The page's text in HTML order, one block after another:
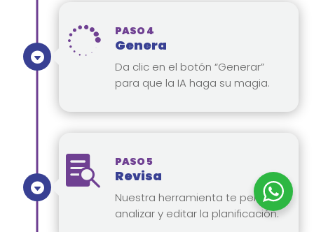
 PASO 4
Genera
Da clic en el botón “Generar”
para que la IA haga su magia.
 PASO 5
Revisa
Nuestra herramienta te permite
analizar y editar la planificación.